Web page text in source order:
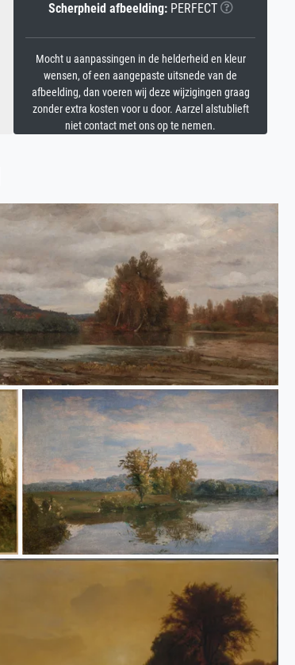
Scherpheid afbeelding:PERFECT
Mocht u aanpassingen in de helderheid en kleur
wensen, of een aangepaste uitsnede van de
afbeelding, dan voeren wij deze wijzigingen graag
zonder extra kosten voor u door. Aarzel alstublieft
niet contact met ons op te nemen.